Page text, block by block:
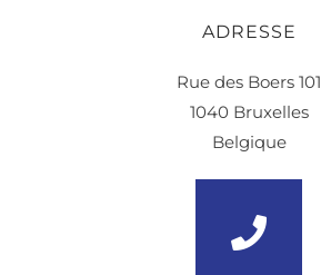
ADRESSE
Rue des Boers 101
1040 Bruxelles
Belgique